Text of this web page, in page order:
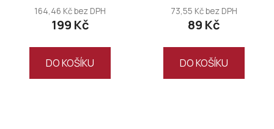
164,46 Kč bez DPH
199 Kč
DO KOŠÍKU
73,55 Kč bez DPH
89 Kč
DO KOŠÍKU